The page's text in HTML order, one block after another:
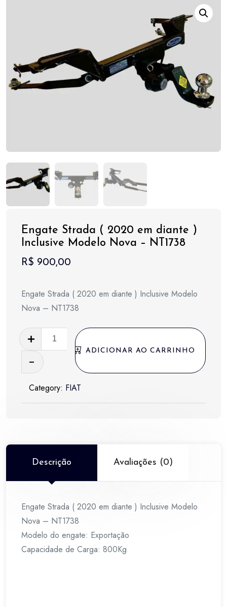
Engate Strada ( 2020 em diante )
Inclusive Modelo Nova – NT1738
R$ 900,00
Engate Strada ( 2020 em diante ) Inclusive Modelo
Nova – NT1738
Engate
Strada
em
diante
Modelo
Nova
quantidade
ADICIONAR AO CARRINHO
Category: FIAT
Descrição Avaliações (0)
Engate Strada ( 2020 em diante ) Inclusive Modelo
Nova – NT1738
Modelo do engate: Exportação
Capacidade de Carga: 800Kg